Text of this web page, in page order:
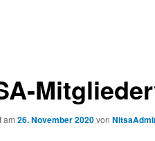
am 26. November 2020von